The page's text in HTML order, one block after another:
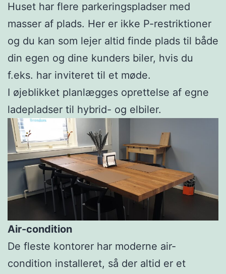
Huset har flere parkeringspladser med
masser af plads. Her er ikke P-restriktioner
og du kan som lejer altid finde plads til både
din egen og dine kunders biler, hvis du
f.eks. har inviteret til et møde.
I øjeblikket planlægges oprettelse af egne
ladepladser til hybrid- og elbiler.
Air-condition
De fleste kontorer har moderne air-
condition installeret, så der altid er et